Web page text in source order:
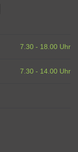
7.30 - 18.00 Uhr
7.30 - 14.00 Uhr